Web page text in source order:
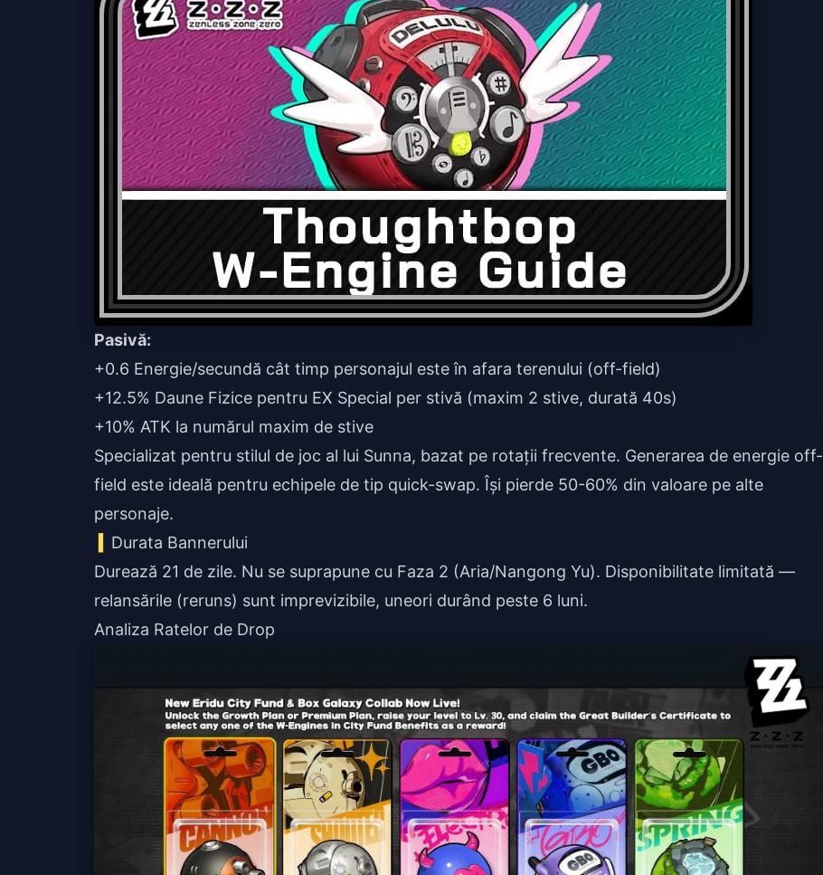
Pasivă:
+0.6 Energie/secundă cât timp personajul este în afara terenului (off-field)
+12.5% Daune Fizice pentru EX Special per stivă (maxim 2 stive, durată 40s)
+10% ATK la numărul maxim de stive
Specializat pentru stilul de joc al lui Sunna, bazat pe rotații frecvente. Generarea de energie off-
field este ideală pentru echipele de tip quick-swap. Își pierde 50-60% din valoare pe alte
personaje.
Durata Bannerului
Durează 21 de zile. Nu se suprapune cu Faza 2 (Aria/Nangong Yu). Disponibilitate limitată —
relansările (reruns) sunt imprevizibile, uneori durând peste 6 luni.
Analiza Ratelor de Drop